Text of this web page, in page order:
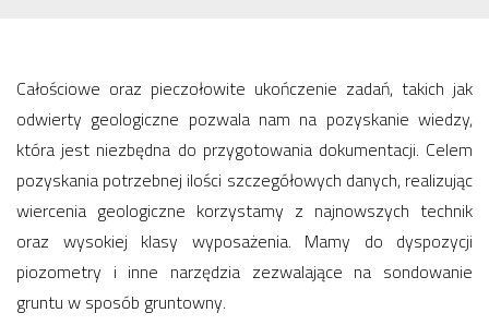
Całościowe oraz pieczołowite ukończenie zadań, takich jak
odwierty geologiczne pozwala nam na pozyskanie wiedzy,
która jest niezbędna do przygotowania dokumentacji. Celem
pozyskania potrzebnej ilości szczegółowych danych, realizując
wiercenia geologiczne korzystamy z najnowszych technik
oraz wysokiej klasy wyposażenia. Mamy do dyspozycji
piozometry i inne narzędzia zezwalające na sondowanie
gruntu w sposób gruntowny.